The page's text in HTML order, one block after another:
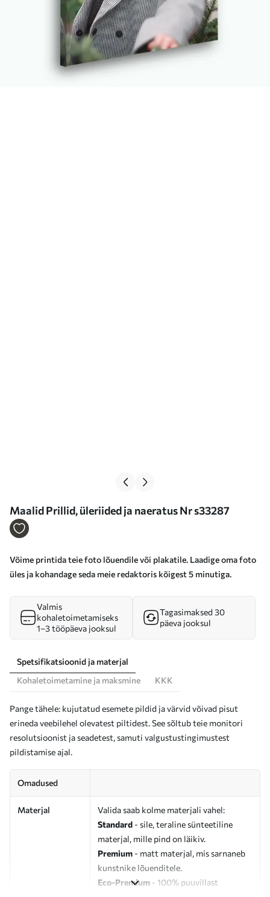
Maalid Prillid, üleriided ja naeratus Nr s33287
Võime printida teie foto lõuendile või plakatile. Laadige oma foto
üles ja kohandage seda meie redaktoris kõigest 5 minutiga.
Valmis
kohaletoimetamiseks
1–3 tööpäeva jooksul
Tagasimaksed 30
päeva jooksul
Spetsifikatsioonid ja materjal
Kohaletoimetamine ja maksmine
KKK
Pange tähele: kujutatud esemete pildid ja värvid võivad pisut
erineda veebilehel olevatest piltidest. See sõltub teie monitori
resolutsioonist ja seadetest, samuti valgustustingimustest
pildistamise ajal.
Omadused
Materjal
Valida saab kolme materjali vahel:
Standard - sile, teraline sünteetiline
materjal, mille pind on läikiv.
Premium - matt materjal, mis sarnaneb
kunstnike lõuenditele.
Eco-Premium - 100% puuvillast